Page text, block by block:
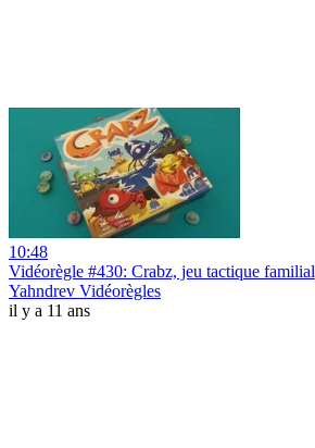
10:48
Vidéorègle #430: Crabz, jeu tactique familial
Yahndrev Vidéorègles
il y a 11 ans